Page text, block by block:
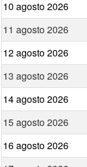
10 agosto 2026
11 agosto 2026
12 agosto 2026
13 agosto 2026
14 agosto 2026
15 agosto 2026
16 agosto 2026